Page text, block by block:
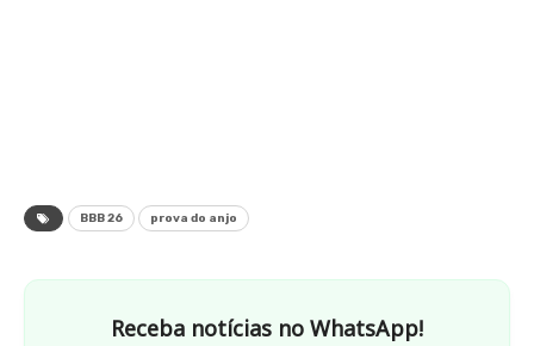
BBB 26 prova do anjo
Receba notícias no WhatsApp!